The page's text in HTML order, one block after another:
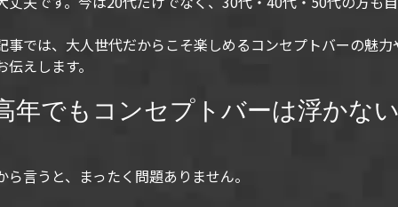
事では、大人世代だからこそ楽しめるコンセプトバーの魅
伝えします。
年でもコンセプトバーは浮かな
ら言うと、まったく問題ありません。